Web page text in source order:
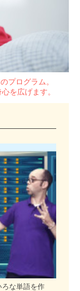
プログラム。
を広げます。
な単語を作